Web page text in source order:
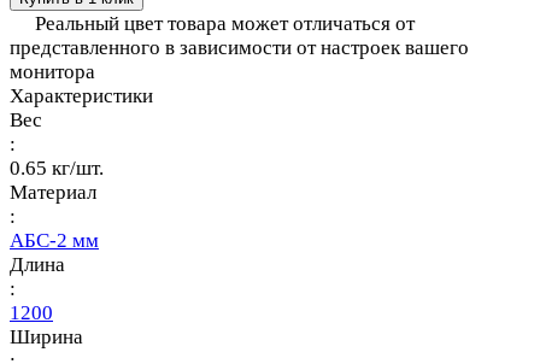
Реальный цвет товара может отличаться от
представленного в зависимости от настроек вашего
монитора
Характеристики
Вес
:
0.65 кг/шт.
Материал
:
АБС-2 мм
Длина
:
1200
Ширина